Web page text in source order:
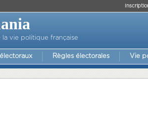
la vie politique française
Règles électorales Vie